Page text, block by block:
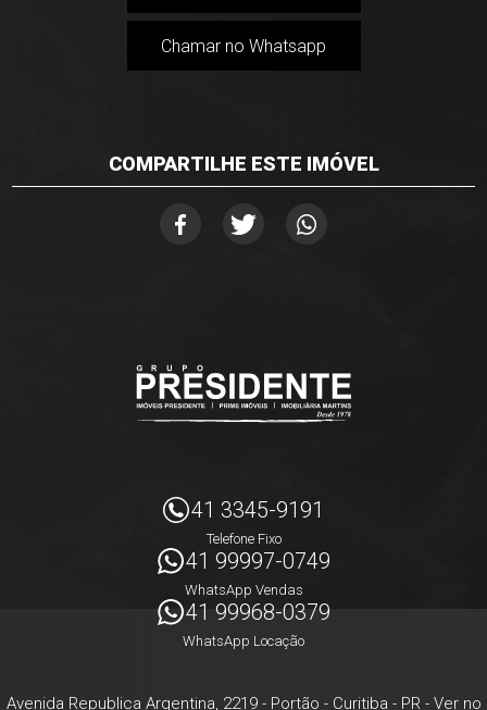
Chamar no Whatsapp
COMPARTILHE ESTE IMÓVEL
41 3345-9191
Telefone Fixo
41 99997-0749
WhatsApp Vendas
41 99968-0379
WhatsApp Locação
Avenida Republica Argentina, 2219- Portão - Curitiba - PR- Ver no